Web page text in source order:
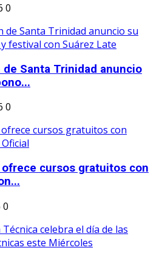
0
de Santa Trinidad anuncio
0
ofrece cursos gratuitos con
0